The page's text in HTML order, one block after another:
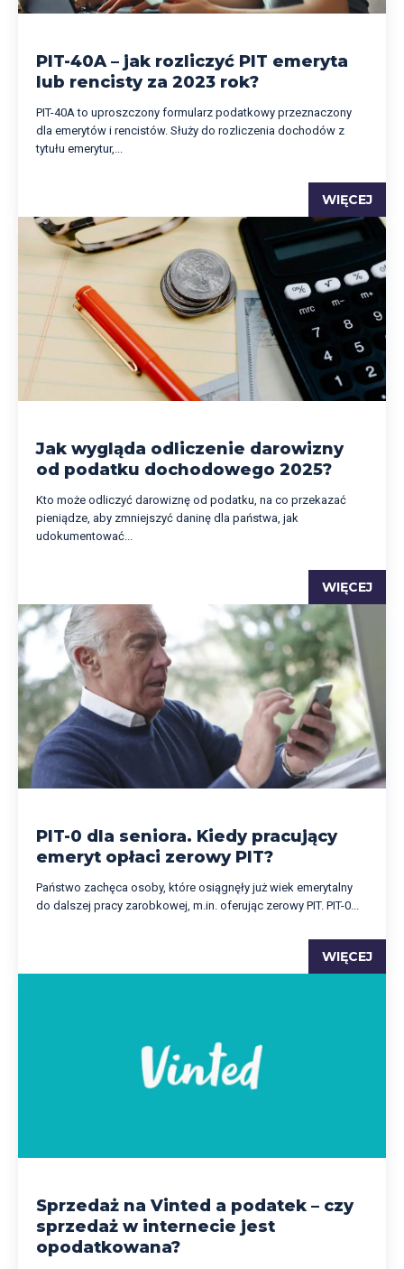
PIT-40A – jak rozliczyć PIT emeryta
lub rencisty za 2023 rok?
PIT-40A to uproszczony formularz podatkowy przeznaczony
dla emerytów i rencistów. Służy do rozliczenia dochodów z
tytułu emerytur,...
WIĘCEJ
Jak wygląda odliczenie darowizny
od podatku dochodowego 2025?
Kto może odliczyć darowiznę od podatku, na co przekazać
pieniądze, aby zmniejszyć daninę dla państwa, jak
udokumentować...
WIĘCEJ
PIT-0 dla seniora. Kiedy pracujący
emeryt opłaci zerowy PIT?
Państwo zachęca osoby, które osiągnęły już wiek emerytalny
do dalszej pracy zarobkowej, m.in. oferując zerowy PIT. PIT-0...
WIĘCEJ
Sprzedaż na Vinted a podatek – czy
sprzedaż w internecie jest
opodatkowana?